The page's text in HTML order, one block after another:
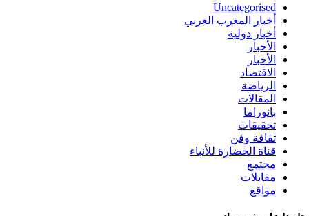
Uncategorised
أخبار المغرب العربي
أخبار دولية
الأخبار
الأخبار
الاقتصاد
الرياضة
المقالات
بانوراما
تحقيقات
ثقافة وفن
قناة الحضارة للأنباء
مجتمع
مقابلات
مواقع